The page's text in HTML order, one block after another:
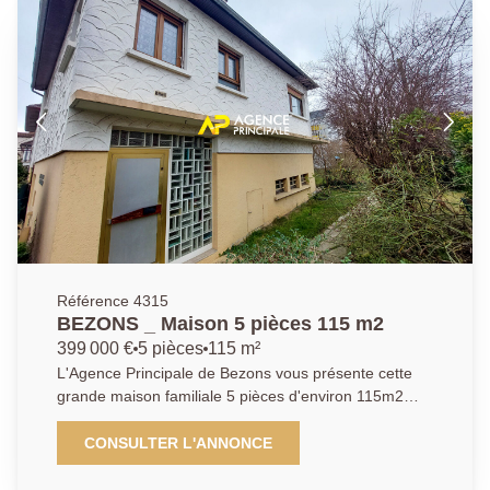
Beau potentiel, des travaux sont à prévoir Pour de
plus amples informations contactez l'Agence afin
d'organiser une visite au 01 34 34 39 29
Référence 4315
BEZONS _ Maison 5 pièces 115 m2
399 000 € 5 pièces 115 m²
L'Agence Principale de Bezons vous présente cette
grande maison familiale 5 pièces d'environ 115m2
édifiée sur une importante parcelle de 410m2 ayant
l'avantage non négligeable de donner sur deux rues
différentes (deux portails et deux accès voitures). La
CONSULTER L'ANNONCE